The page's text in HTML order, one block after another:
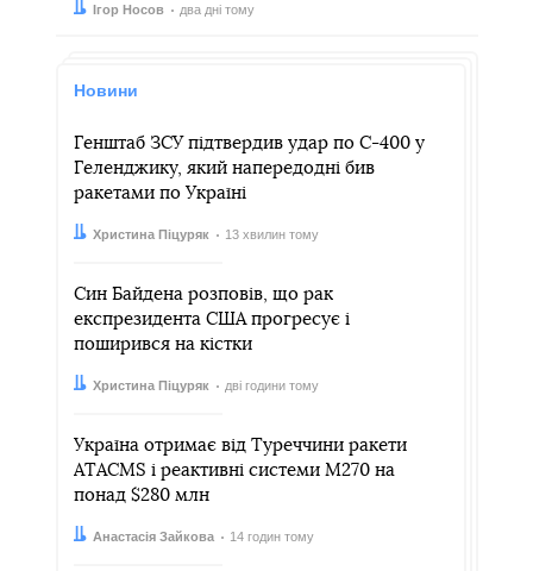
Автор:
Ігор Носов
Дата: два дні тому
Новини
Генштаб ЗСУ підтвердив удар по С-400 у
Геленджику, який напередодні бив
ракетами по Україні
Автор:
Христина Піцуряк
Дата: 13 хвилин тому
Син Байдена розповів, що рак
експрезидента CША прогресує і
поширився на кістки
Автор:
Христина Піцуряк
Дата: дві години тому
Україна отримає від Туреччини ракети
ATACMS і реактивні системи M270 на
понад $280 млн
Автор:Анастасія Зайкова
Дата: 14 годин тому